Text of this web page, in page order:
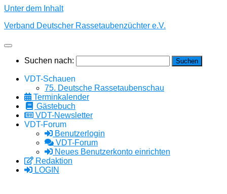
Unter dem Inhalt
Verband Deutscher Rassetaubenzüchter e.V.
Suchen nach:
VDT-Schauen
75. Deutsche Rassetaubenschau
Terminkalender
Gästebuch
VDT-Newsletter
VDT-Forum
Benutzerlogin
VDT-Forum
Neues Benutzerkonto einrichten
Redaktion
LOGIN